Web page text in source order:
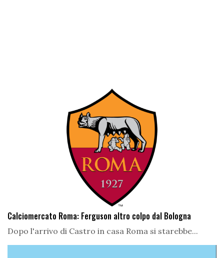
Calciomercato Roma: Ferguson altro colpo dal Bologna
Dopo l'arrivo di Castro in casa Roma si starebbe...